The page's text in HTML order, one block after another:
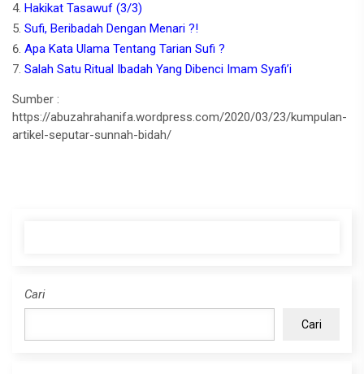
Hakikat Tasawuf (3/3)
Sufi, Beribadah Dengan Menari ?!
Apa Kata Ulama Tentang Tarian Sufi ?
Salah Satu Ritual Ibadah Yang Dibenci Imam Syafi’i
Sumber :
https://abuzahrahanifa.wordpress.com/2020/03/23/kumpulan-
artikel-seputar-sunnah-bidah/
Cari
Cari